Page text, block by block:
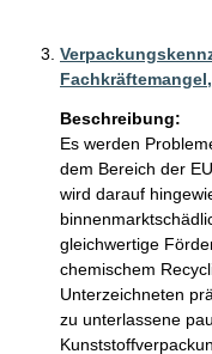
Beschreibung:
Es werden
dem Bereich der
wird darauf
gleichwertige
chemischem
Unterzeichneten
zu unterlassene